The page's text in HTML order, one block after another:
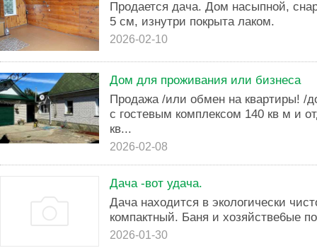
Продается дача. Дом насыпной,
5 см, изнутри покрыта лаком.
2026-02-10
Дом для проживания или бизнеса
Продажа /или обмен на квартиры!
с гостевым комплексом 140 кв м и
кв...
2026-02-08
Дача -вот удача.
Дача находится в экологически
компактный. Баня и хозяйстве6ые
2026-01-30